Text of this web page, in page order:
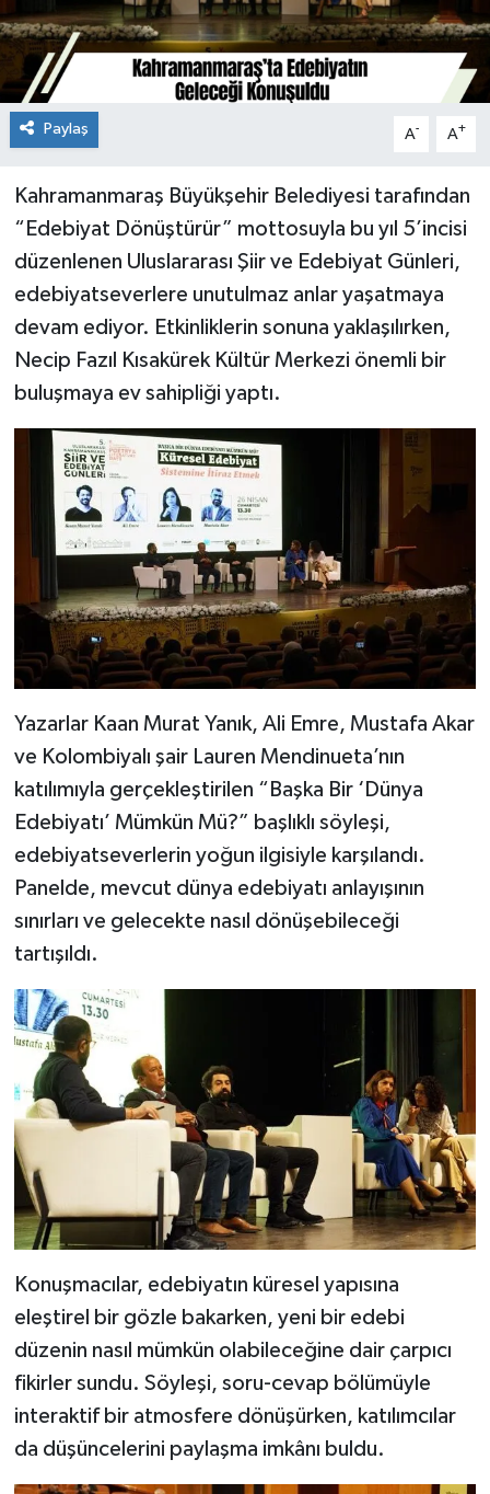
Paylaş A- A+
Kahramanmaraş Büyükşehir Belediyesi tarafından
“Edebiyat Dönüştürür” mottosuyla bu yıl 5’incisi
düzenlenen Uluslararası Şiir ve Edebiyat Günleri,
edebiyatseverlere unutulmaz anlar yaşatmaya
devam ediyor. Etkinliklerin sonuna yaklaşılırken,
Necip Fazıl Kısakürek Kültür Merkezi önemli bir
buluşmaya ev sahipliği yaptı.
Yazarlar Kaan Murat Yanık, Ali Emre, Mustafa Akar
ve Kolombiyalı şair Lauren Mendinueta’nın
katılımıyla gerçekleştirilen “Başka Bir ‘Dünya
Edebiyatı’ Mümkün Mü?” başlıklı söyleşi,
edebiyatseverlerin yoğun ilgisiyle karşılandı.
Panelde, mevcut dünya edebiyatı anlayışının
sınırları ve gelecekte nasıl dönüşebileceği
tartışıldı.
Konuşmacılar, edebiyatın küresel yapısına
eleştirel bir gözle bakarken, yeni bir edebi
düzenin nasıl mümkün olabileceğine dair çarpıcı
fikirler sundu. Söyleşi, soru-cevap bölümüyle
interaktif bir atmosfere dönüşürken, katılımcılar
da düşüncelerini paylaşma imkânı buldu.